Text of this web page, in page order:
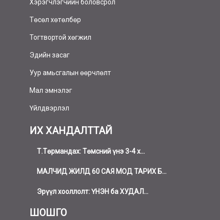
Хэрэгчлэгчийн боловсрол
Төсөл хөтөлбөр
Тогтвортой хөгжил
Эдийн засаг
Уур амьсгалын өөрчлөлт
Мал эмнэлэг
Үйлдвэрлэл
ИХ ХАНДАЛТТАЙ
Т.Төрмандах: Төмсний үнэ 3-4 х...
МАЛЧИД ЖИЛД 60 САЯ МОД ТАРИХ Б...
Эрүүл хооллолт: ҮНЭН ба ХУДАЛ...
ШОШГО